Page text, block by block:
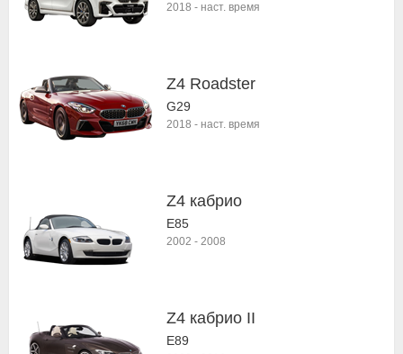
2018 - наст. время
Z4 Roadster
G29
2018 - наст. время
Z4 кабрио
E85
2002 - 2008
Z4 кабрио II
E89